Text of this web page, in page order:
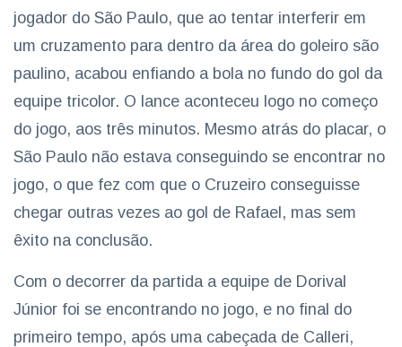
jogador do São Paulo, que ao tentar interferir em
um cruzamento para dentro da área do goleiro são
paulino, acabou enfiando a bola no fundo do gol da
equipe tricolor. O lance aconteceu logo no começo
do jogo, aos três minutos. Mesmo atrás do placar, o
São Paulo não estava conseguindo se encontrar no
jogo, o que fez com que o Cruzeiro conseguisse
chegar outras vezes ao gol de Rafael, mas sem
êxito na conclusão.
Com o decorrer da partida a equipe de Dorival
Júnior foi se encontrando no jogo, e no final do
primeiro tempo, após uma cabeçada de Calleri,